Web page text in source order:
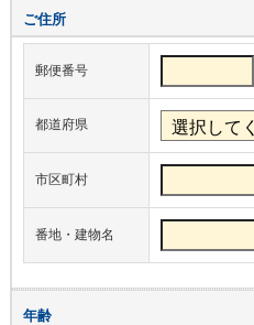
ご住所
郵便番号
都道府県
市区町村
番地・建物名
年齢